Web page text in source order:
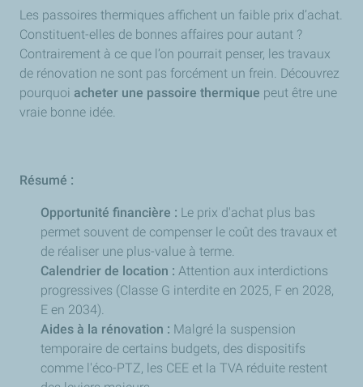
Les passoires thermiques affichent un faible prix d’achat.
Constituent-elles de bonnes affaires pour autant ?
Contrairement à ce que l’on pourrait penser, les travaux
de rénovation ne sont pas forcément un frein. Découvrez
pourquoi acheter une passoire thermique peut être une
vraie bonne idée.
Résumé :
Opportunité financière : Le prix d'achat plus bas
permet souvent de compenser le coût des travaux et
de réaliser une plus-value à terme.
Calendrier de location : Attention aux interdictions
progressives (Classe G interdite en 2025, F en 2028,
E en 2034).
Aides à la rénovation : Malgré la suspension
temporaire de certains budgets, des dispositifs
comme l'éco-PTZ, les CEE et la TVA réduite restent